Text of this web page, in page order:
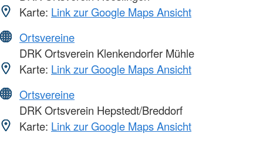
Karte: Link zur Google Maps Ansicht
Ortsvereine
DRK Ortsverein Klenkendorfer Mühle
Karte: Link zur Google Maps Ansicht
Ortsvereine
DRK Ortsverein Hepstedt/Breddorf
Karte: Link zur Google Maps Ansicht